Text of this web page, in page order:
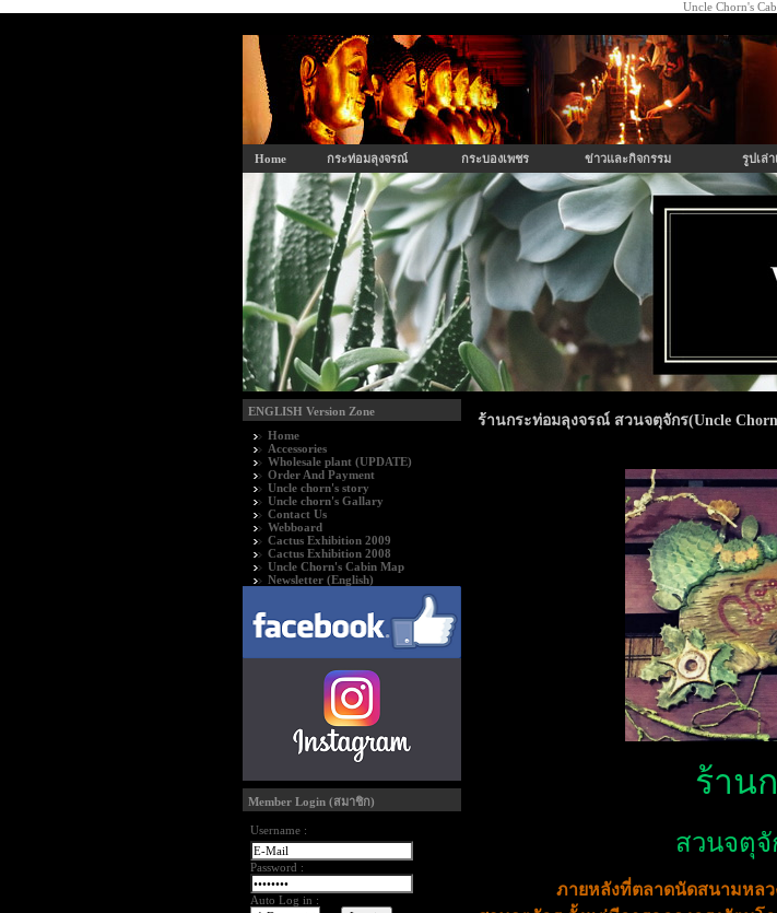
Uncle Chorn's
Home กระท่อมลุงจรณ์ กระบองเพชร ข่าวและกิจกรรม รูปเล่
ENGLISH Version Zone
Home
Accessories
Wholesale plant (UPDATE)
Order And Payment
Uncle chorn's story
Uncle chorn's Gallary
Contact Us
Webboard
Cactus Exhibition 2009
Cactus Exhibition 2008
Uncle Chorn's Cabin Map
Newsletter (English)
Member Login (สมาชิก)
Username :
Password :
Auto Log in :
ร้านกระท่อมลุงจรณ์ สวนจตุจักร(Uncle
ร้าน
สวนจตุจั
ภายหลังที่ตลาดนัดสนามหลว